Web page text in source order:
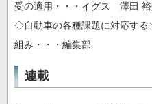
受の適用・・・イグス 澤田 裕
◇自動車の各種課題に対応する
組み・・・編集部
連載